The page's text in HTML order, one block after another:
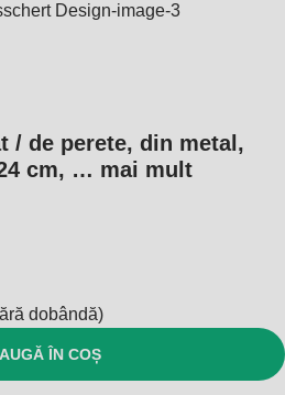
/ de perete, din metal,
cm, … mai mult
dobândă)
ÎN COȘ